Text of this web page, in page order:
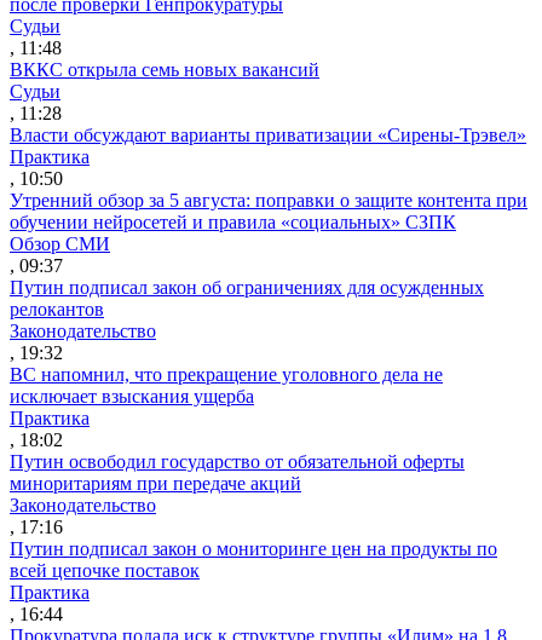
Судьи
, 11:48
ВККС открыла семь новых вакансий
Судьи
, 11:28
Власти обсуждают варианты приватизации «Сирены-Трэвел»
Практика
, 10:50
Утренний обзор за 5 августа: поправки о защите контента при
обучении нейросетей и правила «социальных» СЗПК
Обзор СМИ
, 09:37
Путин подписал закон об ограничениях для осужденных
релокантов
Законодательство
, 19:32
ВС напомнил, что прекращение уголовного дела не
исключает взыскания ущерба
Практика
, 18:02
Путин освободил государство от обязательной оферты
миноритариям при передаче акций
Законодательство
, 17:16
Путин подписал закон о мониторинге цен на продукты по
всей цепочке поставок
Практика
, 16:44
Прокуратура подала иск к структуре группы «Илим» на 1,8